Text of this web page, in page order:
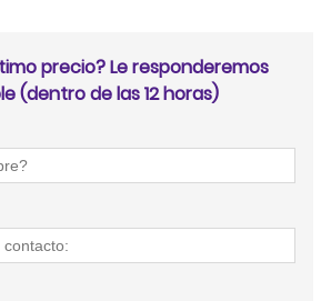
precio? Le responderemos
(dentro de las 12 horas)